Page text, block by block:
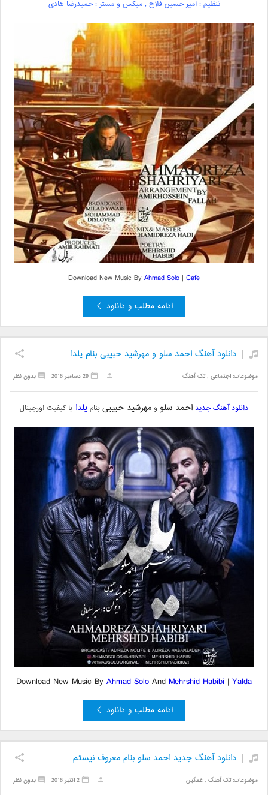
تنظیم : امیر حسین فلاح , میکس و مستر : حمیدرضا هادی
Download New Music ByAhmad Solo | Cafe
ادامه مطلب و دانلود
دانلود آهنگ احمد سلو و مهرشید حبیبی بنام یلدا
موضوعات:اجتماعی ,تک آهنگ بدون نظر 29 دسامبر 2016
دانلود آهنگ جدید احمد سلو ومهرشید حبیبیبنامیلدا با کیفیت اورجینال
Download New Music By Ahmad Solo And Mehrshid Habibi | Yalda
ادامه مطلب و دانلود
دانلود آهنگ جدید احمد سلو بنام معروف نیستم
موضوعات:تک آهنگ ,غمگین بدون نظر 2 اکتبر 2016